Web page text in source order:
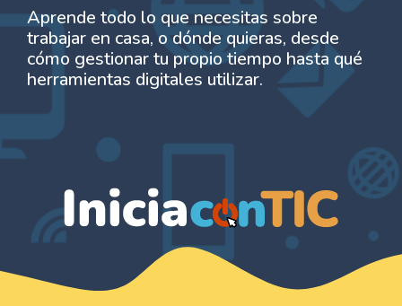
Aprende todo lo que necesitas sobre
trabajar en casa, o dónde quieras, desde
cómo gestionar tu propio tiempo hasta qué
herramientas digitales utilizar.